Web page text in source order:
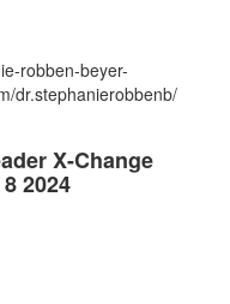
robben-beyer-
dr.stephanierobbenb/
X-Change
2024